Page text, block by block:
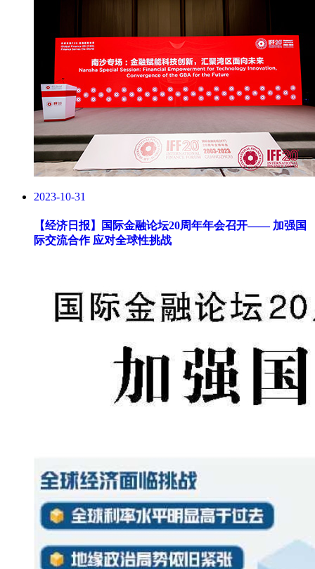
2023-10-31
【经济日报】
国际金融论坛20周年年会召开—— 加强国
际交流合作 应对全球性挑战